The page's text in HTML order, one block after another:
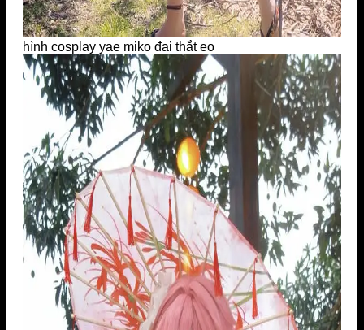
hình cosplay yae miko đai thắt eo